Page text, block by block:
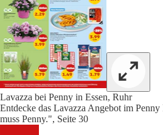
Lavazza bei Penny in Essen, Ruhr
Entdecke das Lavazza Angebot im
muss Penny.", Seite 30